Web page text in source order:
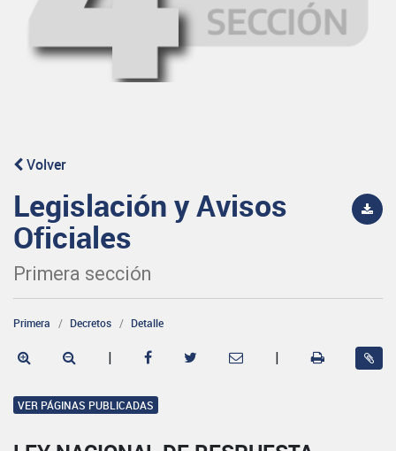
Volver
Legislación y Avisos
Oficiales
Primera sección
Primera Decretos Detalle
| |
VER PÁGINAS PUBLICADAS